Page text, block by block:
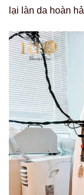
lại làn da hoàn